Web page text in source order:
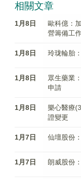
相關文章
1月8日
歐科億：
營籌備工
1月8日 玲珑輪胎
1月8日
眾生藥業
申請
1月8日
樂心醫療
證變更
1月7日 仙壇股份
1月7日 朗威股份